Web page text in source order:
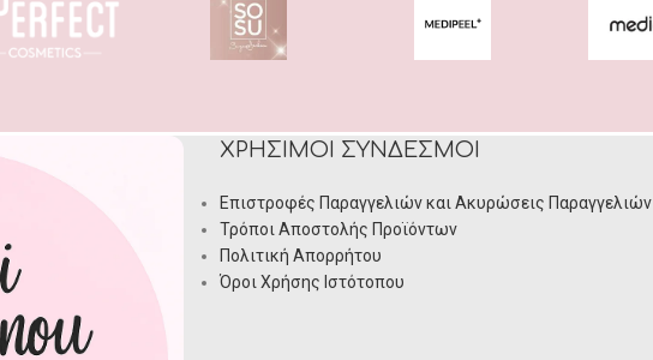
ΧΡΉΣΙΜΟΙ ΣΎΝΔΕΣΜΟΙ
Επιστροφές Παραγγελιών και Ακυρώσεις Παραγγελιών
Τρόποι Αποστολής Προϊόντων
Πολιτική Απορρήτου
Όροι Χρήσης Ιστότοπου